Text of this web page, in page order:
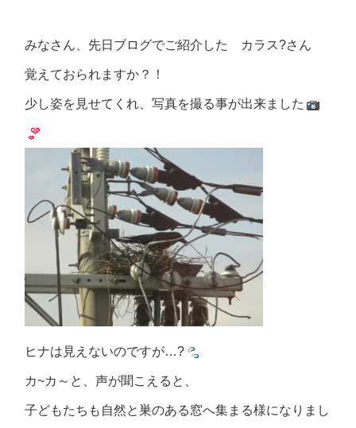
みなさん、先日ブログでご紹介した カラス?さん
覚えておられますか？！
少し姿を見せてくれ、写真を撮る事が出来ました
ヒナは見えないのですが…?
カ~カ～と、声が聞こえると、
子どもたちも自然と巣のある窓へ集まる様になりまし